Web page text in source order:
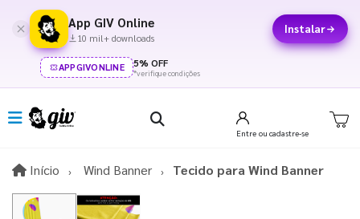
App GIV Online
10 mil+ downloads
Instalar
APPGIVONLINE 5% OFF
*verifique condições
Entre ou cadastre-se
Início InícioWind Banner Tecido para Wind Banner